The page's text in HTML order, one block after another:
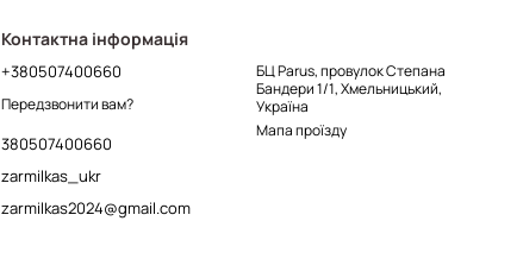
Контактна інформація
+380507400660
Передзвонити вам?
380507400660
zarmilkas_ukr
zarmilkas2024@gmail.com
БЦ Parus, провулок Степана
Бандери 1/1, Хмельницький,
Україна
Мапа проїзду